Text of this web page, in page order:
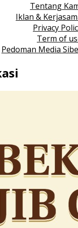
Tentang
Iklan &
Privacy
Term of
Pedoman Media